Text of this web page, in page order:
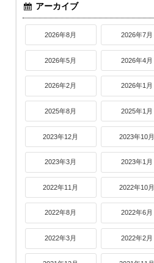
アーカイブ
2026年8月 2026年7月
2026年5月 2026年4月
2026年2月 2026年1月
2025年8月 2025年1月
2023年12月 2023年10月
2023年3月 2023年1月
2022年11月 2022年10月
2022年8月 2022年6月
2022年3月 2022年2月